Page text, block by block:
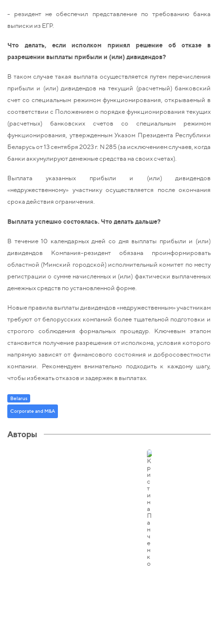
- резидент не обеспечил представление по требованию банка
выписки из ЕГР.
Что делать, если исполком принял решение об отказе в
разрешении выплаты прибыли и (или) дивидендов?
В таком случае такая выплата осуществляется путем перечисления
прибыли и (или) дивидендов на текущий (расчетный) банковский
счет со специальным режимом функционирования, открываемый в
соответствии с Положением о порядке функционирования текущих
(расчетных) банковских счетов со специальным режимом
функционирования, утвержденным Указом Президента Республики
Беларусь от 13 сентября 2023 г. N 285 (за исключением случаев, когда
банки аккумулируют денежные средства на своих счетах).
Выплата указанных прибыли и (или) дивидендов
«недружественному» участнику осуществляется после окончания
срока действия ограничения.
Выплата успешно состоялась. Что делать дальше?
В течение 10 календарных дней со дня выплаты прибыли и (или)
дивидендов Компания-резидент обязана проинформировать
областной (Минский городской) исполнительный комитет по месту
регистрации о сумме начисленных и (или) фактически выплаченных
денежных средств по установленной форме.
Новые правила выплаты дивидендов «недружественным» участникам
требуют от белорусских компаний более тщательной подготовки и
строгого соблюдения формальных процедур. Ключевым этапом
становится получение разрешения от исполкома, условия которого
напрямую зависят от финансового состояния и добросовестности
компании. Рекомендуем внимательно подходить к каждому шагу,
чтобы избежать отказов и задержек в выплатах.
Belarus
Corporate and M&A
Авторы